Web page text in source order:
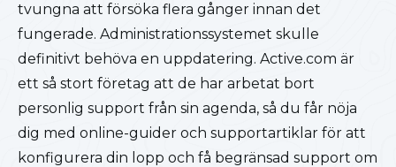
tvungna att försöka flera gånger innan det
fungerade. Administrationssystemet skulle
definitivt behöva en uppdatering. Active.com är
ett så stort företag att de har arbetat bort
personlig support från sin agenda, så du får nöja
dig med online-guider och supportartiklar för att
konfigurera din lopp och få begränsad support om